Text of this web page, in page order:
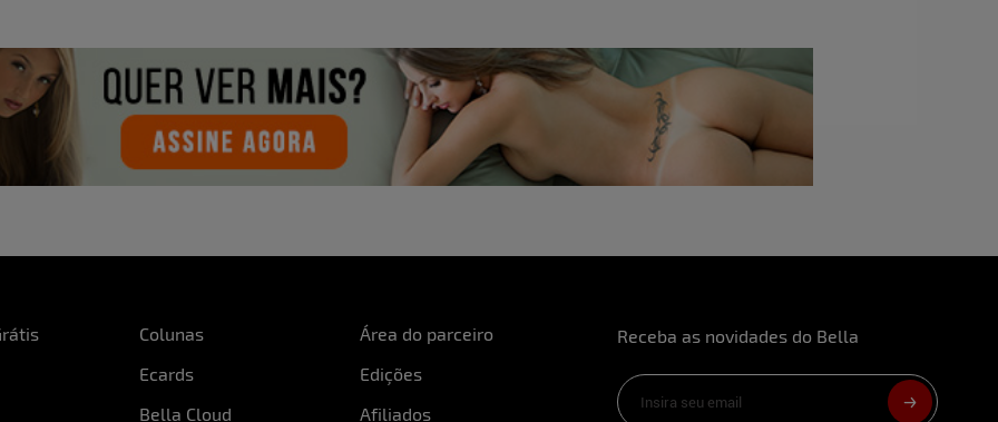
ninguém olhando, curto meus momentos.
Entre quatro paredes vale tudo?
Sim, toda forma de prazer é válida.
Ainda não, acho que precisa rolar naturalmente, se fosse o caso,
O que você gosta de escutar na hora H?
Umas palavrinhas picantes sempre cai bem.
Colunas
Área do parceiro
Ecards
Edições
Bella Cloud Afiliados
Receba as novidades do Bella